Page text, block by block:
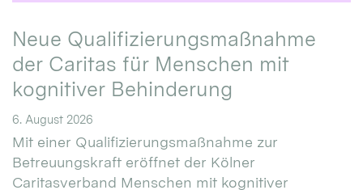
Neue Qualifizierungsmaßnahme
der Caritas für Menschen mit
kognitiver Behinderung
6. August 2026
Mit einer Qualifizierungsmaßnahme zur
Betreuungskraft eröffnet der Kölner
Caritasverband Menschen mit kognitiver